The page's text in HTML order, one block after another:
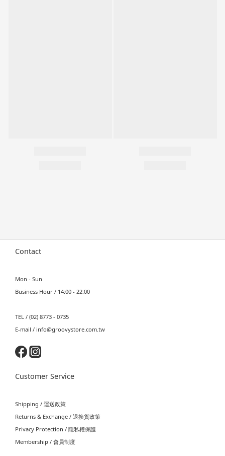
Contact
Mon - Sun
Business Hour / 14:00 - 22:00
TEL / (02) 8773 - 0735
E-mail / info@groovystore.com.tw
Customer Service
Shipping / 運送政策
Returns & Exchange / 退換貨政策
Privacy Protection / 隱私權保護
Membership / 會員制度